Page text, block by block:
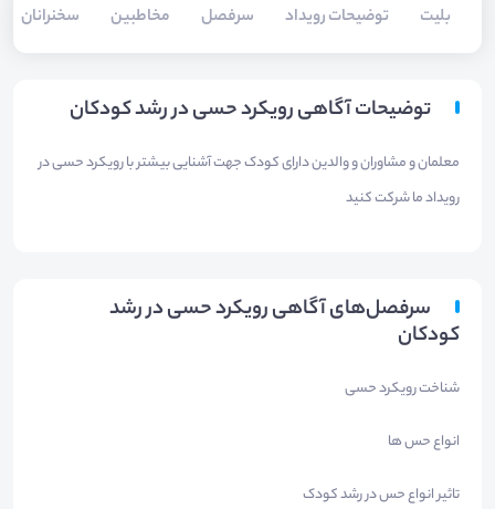
بلیت‌ توضیحات رویداد سرفصل مخاطبین سخنرانان
توضیحات آگاهی رویکرد حسی در رشد کودکان
معلمان و مشاوران و والدین دارای کودک جهت آشنایی بیشتر با رویکرد حسی در
رویداد ما شرکت کنید
سرفصل‌های آگاهی رویکرد حسی در رشد
کودکان
شناخت رویکرد حسی
انواع حس ها
تاثیر انواع حس در رشد کودک